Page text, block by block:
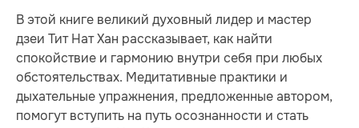
В этой книге великий духовный лидер и мастер
дзеи Тит Нат Хан рассказывает, как найти
спокойствие и гармонию внутри себя при любых
обстоятельствах. Медитативные практики и
дыхательные упражнения, предложенные автором,
помогут вступить на путь осознанности и стать